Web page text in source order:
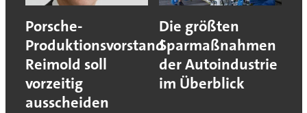
Porsche-
Produktionsvorstand
Reimold soll
vorzeitig
ausscheiden
Die größten
Sparmaßnahmen
der Autoindustrie
im Überblick